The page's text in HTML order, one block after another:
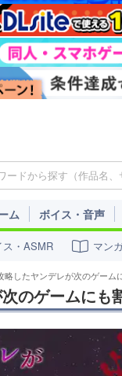
ム ボイス・音声
ス・ASMR マン
略したヤンデレが次のゲー
のゲームに